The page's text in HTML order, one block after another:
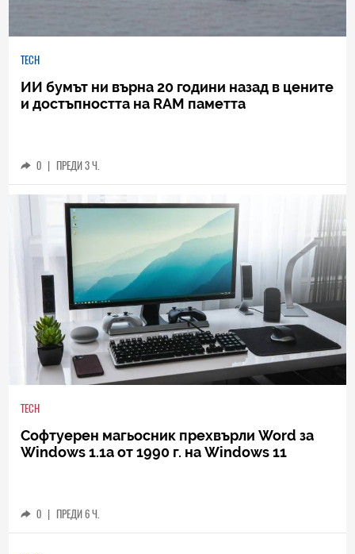
TECH
ИИ бумът ни върна 20 години назад в цените
и достъпността на RAM паметта
0 | ПРЕДИ 3 Ч.
TECH
Софтуерен магьосник прехвърли Word за
Windows 1.1a от 1990 г. на Windows 11
0 | ПРЕДИ 6 Ч.